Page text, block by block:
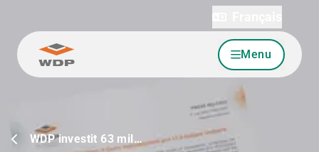
Allez au contenu Menu
WDP investit 63 mil…